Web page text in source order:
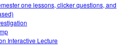
one lessons, clicker questions, and
Interactive Lecture